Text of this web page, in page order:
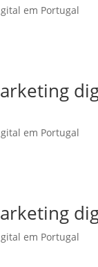
em Portugal
em Portugal
em Portugal